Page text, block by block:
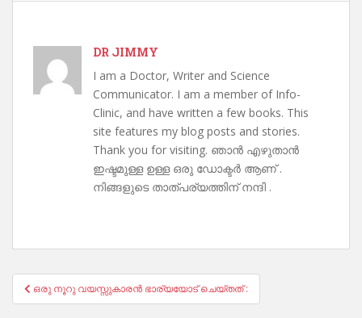
DR JIMMY
I am a Doctor, Writer and Science
Communicator. I am a member of Info-
Clinic, and have written a few books. This
site features my blog posts and stories.
Thank you for visiting. ഞാൻ എഴുതാൻ
ഇഷ്ടമുള്ള ഉള്ള ഒരു ഡോക്ടർ ആണ് .
നിങ്ങളുടെ താത്പര്യത്തിന് നന്ദി .
Post
navigation
ഒരു നൂറു വയസ്സുകാരൻ ഭാര്യയോട് ചെയ്തത് :